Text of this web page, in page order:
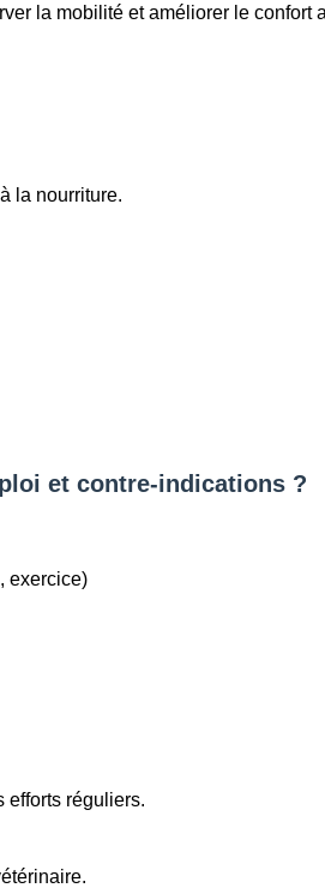
la mobilité et améliorer le confort
la nourriture.
et contre-indications ?
exercice)
efforts réguliers.